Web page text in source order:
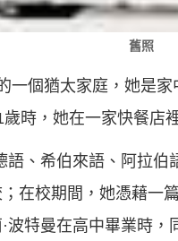
舊照
一個猶太家庭，她是
時，她在一家快餐店
語、希伯來語、阿拉
在校期間，她憑藉一
波特曼在高中畢業時